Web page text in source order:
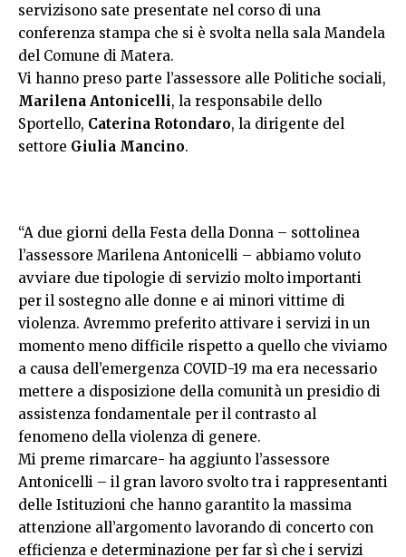
servizisono sate presentate nel corso di una
conferenza stampa che si è svolta nella sala Mandela
del Comune di Matera.
Vi hanno preso parte l’assessore alle Politiche sociali,
Marilena Antonicelli, la responsabile dello
Sportello, Caterina Rotondaro, la dirigente del
settore Giulia Mancino.
“A due giorni della Festa della Donna – sottolinea
l’assessore Marilena Antonicelli – abbiamo voluto
avviare due tipologie di servizio molto importanti
per il sostegno alle donne e ai minori vittime di
violenza. Avremmo preferito attivare i servizi in un
momento meno difficile rispetto a quello che viviamo
a causa dell’emergenza COVID-19 ma era necessario
mettere a disposizione della comunità un presidio di
assistenza fondamentale per il contrasto al
fenomeno della violenza di genere.
Mi preme rimarcare- ha aggiunto l’assessore
Antonicelli – il gran lavoro svolto tra i rappresentanti
delle Istituzioni che hanno garantito la massima
attenzione all’argomento lavorando di concerto con
efficienza e determinazione per far sì che i servizi